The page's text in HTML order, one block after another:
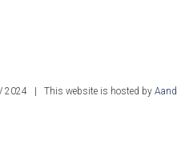
2024 | This website is hosted by